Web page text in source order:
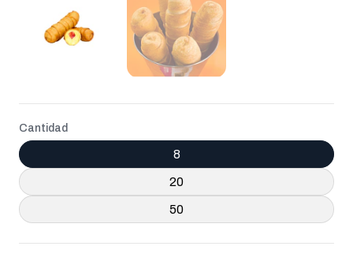
Cantidad
8
20
50